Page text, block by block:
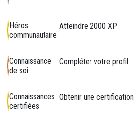
Héros
communautaire
Atteindre 2000 XP
Connaissance
de soi
Compléter votre profil
Connaissances
certifiées
Obtenir une certification